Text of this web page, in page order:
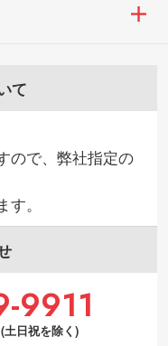
て
ので、弊社指定の
。
9911
日祝を除く)